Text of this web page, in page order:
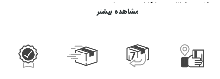
بالا بردن توانایی ورزشکاران در حین تمرین
تسهیل جریان خون را در سراسر بدن
مشاهده بیشتر